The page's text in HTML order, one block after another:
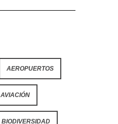
AEROPUERTOS
AVIACIÓN
BIODIVERSIDAD